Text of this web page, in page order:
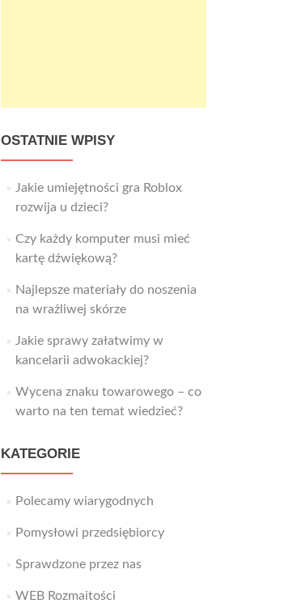
OSTATNIE WPISY
Jakie umiejętności gra Roblox
rozwija u dzieci?
Czy każdy komputer musi mieć
kartę dźwiękową?
Najlepsze materiały do noszenia
na wrażliwej skórze
Jakie sprawy załatwimy w
kancelarii adwokackiej?
Wycena znaku towarowego – co
warto na ten temat wiedzieć?
KATEGORIE
Polecamy wiarygodnych
Pomysłowi przedsiębiorcy
Sprawdzone przez nas
WEB Rozmaitości